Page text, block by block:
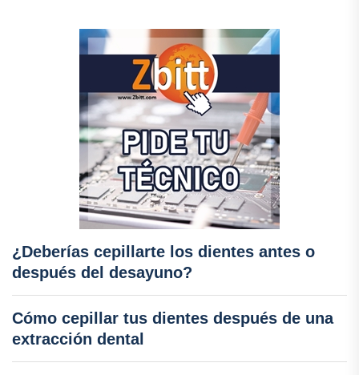
¿Deberías cepillarte los dientes antes o
después del desayuno?
Cómo cepillar tus dientes después de una
extracción dental